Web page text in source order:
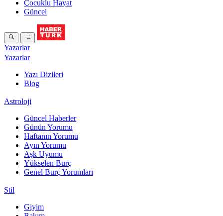
Çocuklu Hayat
Güncel
Yazarlar
Yazarlar
Yazı Dizileri
Blog
Astroloji
Güncel Haberler
Günün Yorumu
Haftanın Yorumu
Ayın Yorumu
Aşk Uyumu
Yükselen Burç
Genel Burç Yorumları
Stil
Giyim